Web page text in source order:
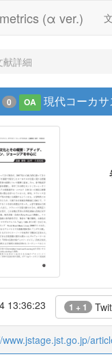
(α ver.)
献詳細
0 OA 現代コーカ
13:36:23 1 + 1
www.jstage.jst.go.jp/